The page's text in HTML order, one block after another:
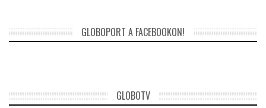
GLOBOPORT A FACEBOOKON!
GLOBOTV